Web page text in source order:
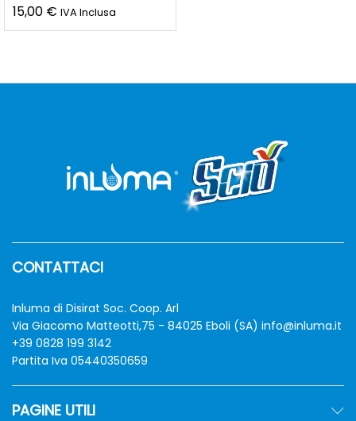
15,00 € IVA Inclusa
CONTATTACI
Inluma di Disirat Soc. Coop. Arl
Via Giacomo Matteotti,75 - 84025 Eboli (SA) info@inluma.it
+39 0828 199 3142
Partita Iva 05440350659
PAGINE UTILI